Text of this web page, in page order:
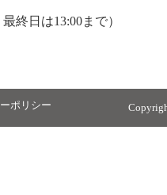
終日は13:00まで）
ポリシー